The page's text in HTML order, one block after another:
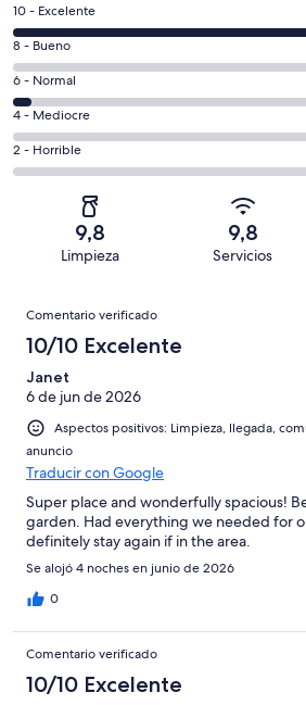
22
comentarios
de
un
total
de
23
con
puntuación
Excelente
10 - Excelente
0
comentarios
de
un
total
de
puntuación
Bueno
8 - Bueno
1
comentarios
de
un
total
de
Normal
6 - Normal
0
comentarios
de
puntuación
de
Mediocre
4 - Mediocre
0
comentarios
con
una
puntuación
de
Horrible
2 - Horrible
9,8
Limpieza
9,8
Servicios
Comentarios
Comentario verificado
10/10 Excelente
Janet
6 de jun de 2026
Aspectos positivos: Limpieza, llegada,
anuncio
Traducir con Google
Super place and wonderfully spacious!
garden. Had everything we needed for
definitely stay again if in the area.
Se alojó 4 noches en junio de 2026
0
Comentario verificado
10/10 Excelente